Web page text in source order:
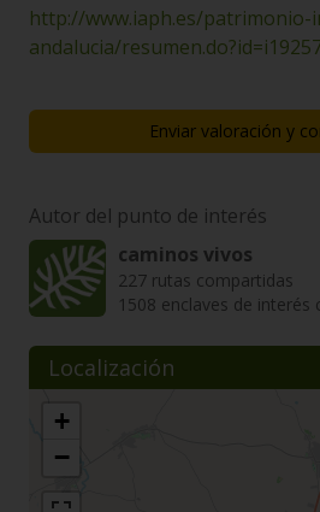
http://www.iaph.es/patrimonio-
andalucia/
Enviar valoración y
Autor del punto de interés
caminos vivos
227 rutas compartidas
1508 enclaves de interés
Localización
+
−